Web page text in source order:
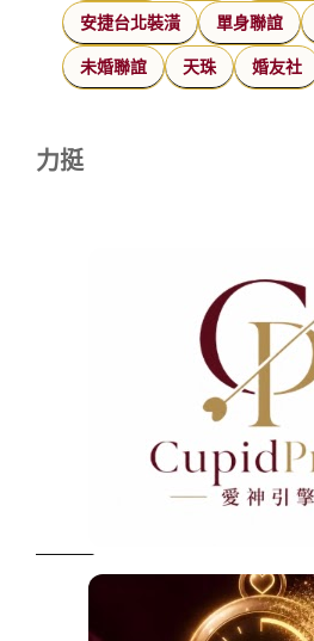
安捷台北裝潢 單身聯誼
未婚聯誼 天珠 婚友社
力挺